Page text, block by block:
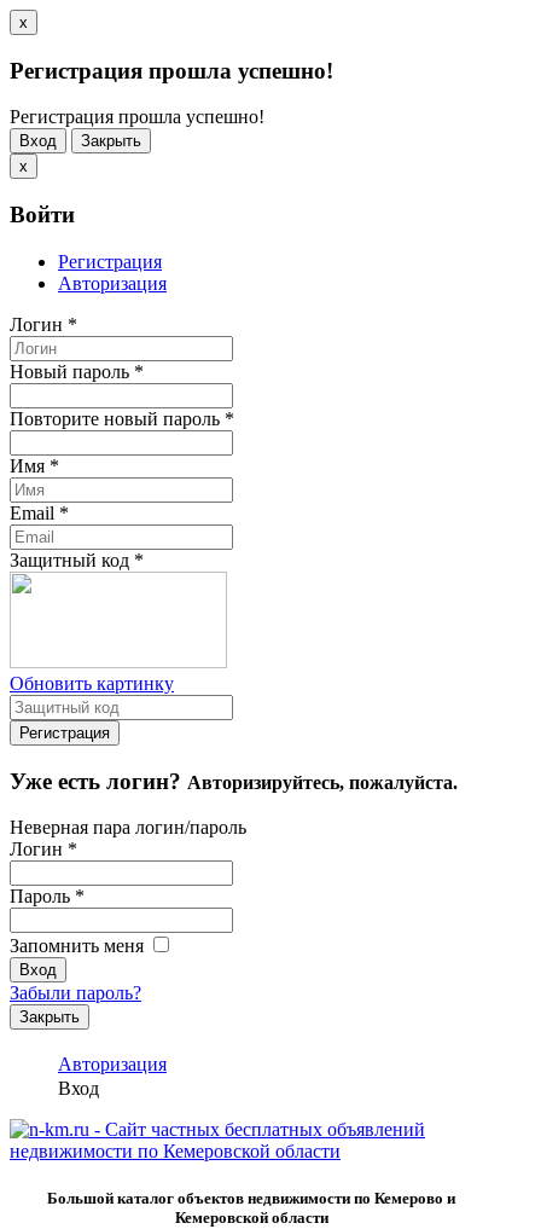
x
Регистрация прошла успешно!
Регистрация прошла успешно!
Вход
Закрыть
x
Войти
Регистрация
Авторизация
Логин *
Новый пароль *
Повторите новый пароль *
Имя *
Email *
Защитный код *
Обновить картинку
Уже есть логин? Авторизируйтесь, пожалуйста.
Неверная пара логин/пароль
Логин *
Пароль *
Запомнить меня
Забыли пароль?
Закрыть
Авторизация
Вход
Большой каталог объектов недвижимости по Кемерово и
Кемеровской области